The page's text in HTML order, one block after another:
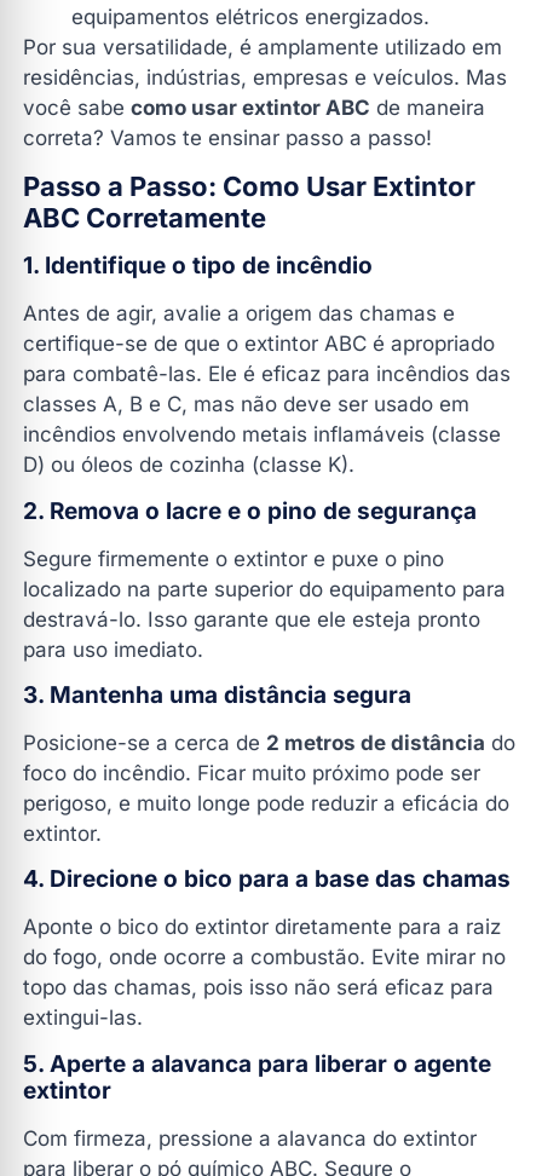
equipamentos elétricos energizados.
Por sua versatilidade, é amplamente utilizado em
residências, indústrias, empresas e veículos. Mas
você sabe como usar extintor ABC de maneira
correta? Vamos te ensinar passo a passo!
Passo a Passo: Como Usar Extintor
ABC Corretamente
1. Identifique o tipo de incêndio
Antes de agir, avalie a origem das chamas e
certifique-se de que o extintor ABC é apropriado
para combatê-las. Ele é eficaz para incêndios das
classes A, B e C, mas não deve ser usado em
incêndios envolvendo metais inflamáveis (classe
D) ou óleos de cozinha (classe K).
2. Remova o lacre e o pino de segurança
Segure firmemente o extintor e puxe o pino
localizado na parte superior do equipamento para
destravá-lo. Isso garante que ele esteja pronto
para uso imediato.
3. Mantenha uma distância segura
Posicione-se a cerca de 2 metros de distância do
foco do incêndio. Ficar muito próximo pode ser
perigoso, e muito longe pode reduzir a eficácia do
extintor.
4. Direcione o bico para a base das chamas
Aponte o bico do extintor diretamente para a raiz
do fogo, onde ocorre a combustão. Evite mirar no
topo das chamas, pois isso não será eficaz para
extingui-las.
5. Aperte a alavanca para liberar o agente
extintor
Com firmeza, pressione a alavanca do extintor
para liberar o pó químico ABC. Segure o